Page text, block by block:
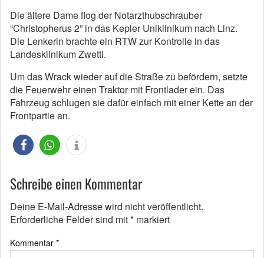
Die ältere Dame flog der Notarzthubschrauber
“Christopherus 2” in das Kepler Uniklinikum nach Linz.
Die Lenkerin brachte ein RTW zur Kontrolle in das
Landesklinikum Zwettl.
Um das Wrack wieder auf die Straße zu befördern, setzte
die Feuerwehr einen Traktor mit Frontlader ein. Das
Fahrzeug schlugen sie dafür einfach mit einer Kette an der
Frontpartie an.
Schreibe einen Kommentar
Deine E-Mail-Adresse wird nicht veröffentlicht.
Erforderliche Felder sind mit* markiert
Kommentar *